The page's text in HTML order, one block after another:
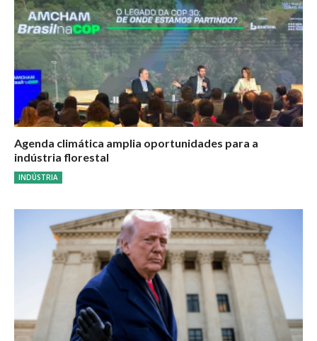
Agenda climática amplia oportunidades para a
indústria florestal
INDÚSTRIA